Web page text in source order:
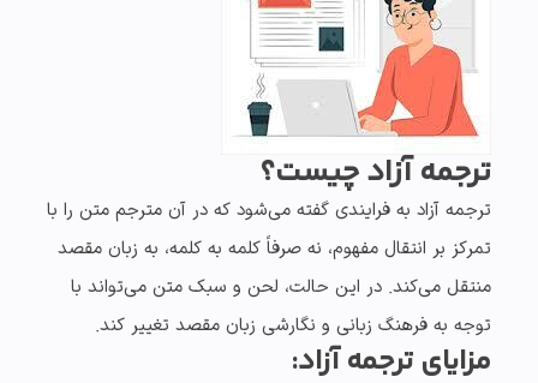
ترجمه آزاد چیست؟
ترجمه آزاد به فرایندی گفته می‌شود که در آن مترجم متن را با
تمرکز بر انتقال مفهوم، نه صرفاً کلمه به کلمه، به زبان مقصد
منتقل می‌کند. در این حالت، لحن و سبک متن می‌تواند با
توجه به فرهنگ زبانی و نگارشی زبان مقصد تغییر کند.
مزایای ترجمه آزاد: